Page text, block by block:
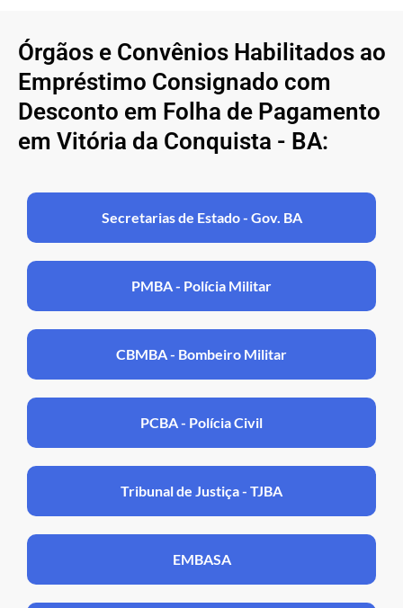
Órgãos e Convênios Habilitados ao
Empréstimo Consignado com
Desconto em Folha de Pagamento
em Vitória da Conquista - BA:
Secretarias de Estado - Gov. BA
PMBA - Polícia Militar
CBMBA - Bombeiro Militar
PCBA - Polícia Civil
Tribunal de Justiça - TJBA
EMBASA